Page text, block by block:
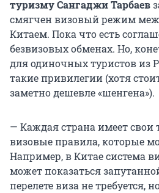
туризму Сангаджи Тарбаев
смягчен визовый режим
Китаем. Пока что есть
безвизовых обменах. Но,
для одиночных туристов из
такие привилегии (хотя
заметно дешевле «шенгена»).
— Каждая страна имеет свои
визовые правила, которые
Например, в Китае система
может показаться
перелете виза не требуется,